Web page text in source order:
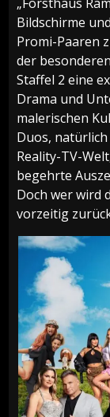
„Forsthaus
Bildschirme
Promi-Paaren
der
Staffel 2 eine
Drama und
malerischen
Duos,
Reality-TV-
begehrte
Doch wer wird
vorzeitig